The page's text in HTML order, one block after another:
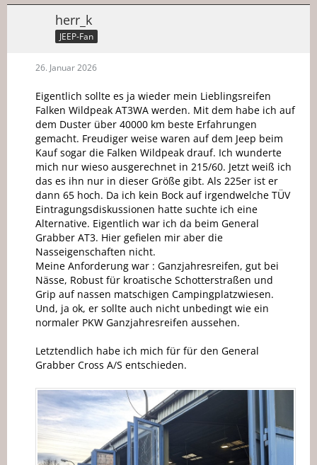
herr_k
JEEP-Fan
26. Januar 2026
Eigentlich sollte es ja wieder mein Lieblingsreifen
Falken Wildpeak AT3WA werden. Mit dem habe ich auf
dem Duster über 40000 km beste Erfahrungen
gemacht. Freudiger weise waren auf dem Jeep beim
Kauf sogar die Falken Wildpeak drauf. Ich wunderte
mich nur wieso ausgerechnet in 215/60. Jetzt weiß ich
das es ihn nur in dieser Größe gibt. Als 225er ist er
dann 65 hoch. Da ich kein Bock auf irgendwelche TÜV
Eintragungsdiskussionen hatte suchte ich eine
Alternative. Eigentlich war ich da beim General
Grabber AT3. Hier gefielen mir aber die
Nasseigenschaften nicht.
Meine Anforderung war : Ganzjahresreifen, gut bei
Nässe, Robust für kroatische Schotterstraßen und
Grip auf nassen matschigen Campingplatzwiesen.
Und, ja ok, er sollte auch nicht unbedingt wie ein
normaler PKW Ganzjahresreifen aussehen.
Letztendlich habe ich mich für für den General
Grabber Cross A/S entschieden.